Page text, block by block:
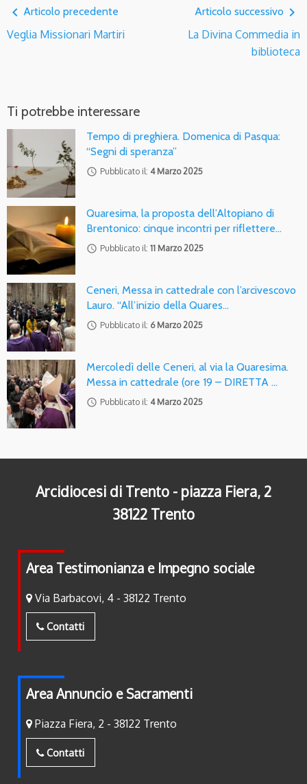
navigate_before Articolo precedente
Veglia Missionari Martiri
Articolo successivo navigate_next
La Divina Commedia in
biblioteca
Ti potrebbe interessare
Tempo di preghiera. Domenica di Pasqua:
“Segni di speranza”
access_time Pubblicato il: 4 Marzo 2025
Quaresima, la proposta dell’Altopiano di
Brentonico: cinque incontri per riflettere…
access_time Pubblicato il: 11 Marzo 2025
Ceneri, Messa in cattedrale con l’arcivescovo
Lauro. “All’inizio della Quares…
access_time Pubblicato il: 6 Marzo 2025
Mercoledì delle Ceneri, al via la Quaresima.
Messa in cattedrale (ore 19 – DIRETTA …
access_time Pubblicato il: 4 Marzo 2025
Arcidiocesi di Trento - piazza Fiera, 2
38122 Trento
Area Testimonianza e Impegno sociale
Via Barbacovi, 4 - 38122 Trento
Contatti
Area Annuncio e Sacramenti
Piazza Fiera, 2 - 38122 Trento
Contatti